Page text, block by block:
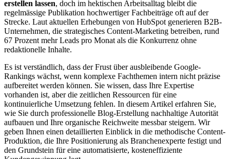
erstellen lassen, doch im hektischen Arbeitsalltag bleibt die
regelmässige Publikation hochwertiger Fachbeiträge oft auf der
Strecke. Laut aktuellen Erhebungen von HubSpot generieren B2B-
Unternehmen, die strategisches Content-Marketing betreiben, rund
67 Prozent mehr Leads pro Monat als die Konkurrenz ohne
redaktionelle Inhalte.
Es ist verständlich, dass der Frust über ausbleibende Google-
Rankings wächst, wenn komplexe Fachthemen intern nicht präzise
aufbereitet werden können. Sie wissen, dass Ihre Expertise
vorhanden ist, aber die zeitlichen Ressourcen für eine
kontinuierliche Umsetzung fehlen. In diesem Artikel erfahren Sie,
wie Sie durch professionelle Blog-Erstellung nachhaltige Autorität
aufbauen und Ihre organische Reichweite messbar steigern. Wir
geben Ihnen einen detaillierten Einblick in die methodische Content-
Produktion, die Ihre Positionierung als Branchenexperte festigt und
den Grundstein für eine automatisierte, kosteneffiziente